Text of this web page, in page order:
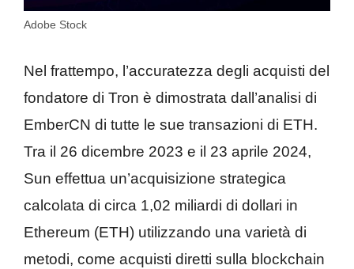
Adobe Stock
Nel frattempo, l’accuratezza degli acquisti del
fondatore di Tron è dimostrata dall’analisi di
EmberCN di tutte le sue transazioni di ETH.
Tra il 26 dicembre 2023 e il 23 aprile 2024,
Sun effettua un’acquisizione strategica
calcolata di circa 1,02 miliardi di dollari in
Ethereum (ETH) utilizzando una varietà di
metodi, come acquisti diretti sulla blockchain